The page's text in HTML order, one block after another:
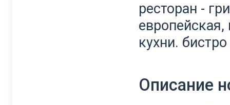
ресторан -
европейская,
кухни.
Описание